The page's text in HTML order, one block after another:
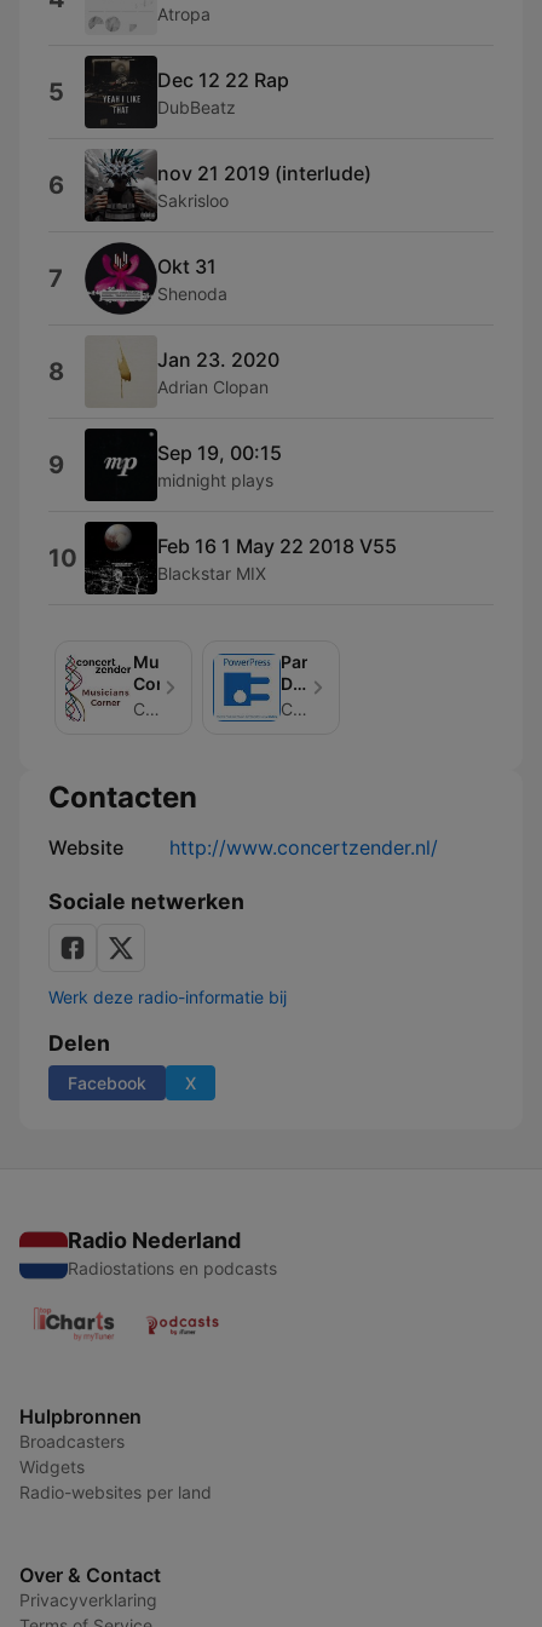
Atropa
5 Dec 12 22 Rap
DubBeatz
6 nov 21 2019 (interlude)
Sakrisloo
7 Okt 31
Shenoda
8 Jan 23. 2020
Adrian Clopan
9 Sep 19, 00:15
midnight plays
10 Feb 16 1 May 22 2018 V55
Blackstar MIX
Musicians
Corner
Concertzender
Panorama
De
Leeuw
en
Concertzender
Contacten
Website http://www.concertzender.nl/
Sociale netwerken
Werk deze radio-informatie bij
Delen
Facebook X
Radio Nederland
Radiostations en podcasts
Hulpbronnen
Broadcasters
Widgets
Radio-websites per land
Over & Contact
Privacyverklaring